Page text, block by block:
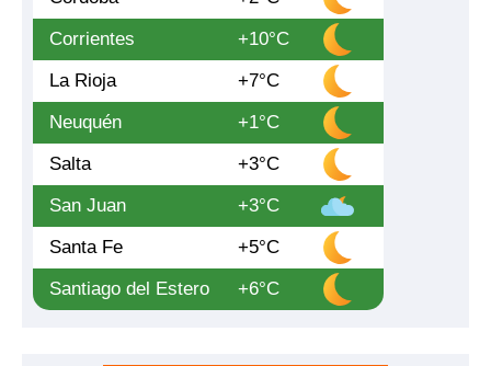
Corrientes
+10°C
La Rioja
+7°C
Neuquén
+1°C
Salta
+3°C
San Juan
+3°C
Santa Fe
+5°C
Santiago del Estero
+6°C